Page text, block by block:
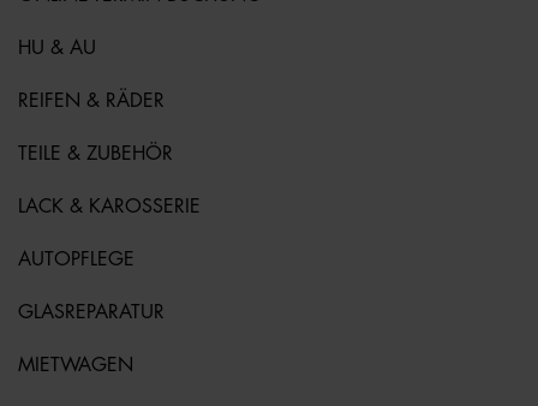
HU & AU
REIFEN & RÄDER
TEILE & ZUBEHÖR
LACK & KAROSSERIE
AUTOPFLEGE
GLASREPARATUR
MIETWAGEN